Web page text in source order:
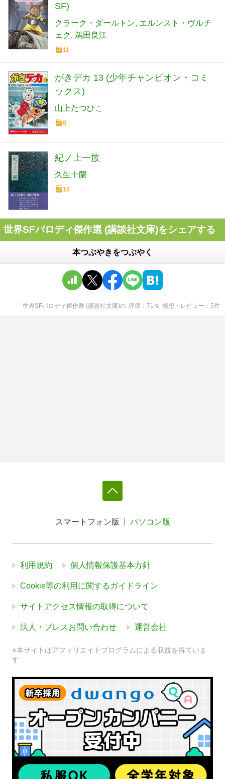
SF)
クラーク・ダールトン エルンスト・ヴルチ
ェク
鵜田良江
11
がきデカ 13 (少年チャンピオン・コミ
ックス)
山上たつひこ
8
紀ノ上一族
久生十蘭
10
世界SFパロディ傑作選 (講談社文庫)をシェアする
本つぶやきをつぶやく
世界SFパロディ傑作選 (講談社文庫)の 評価 71 ％ 感想・レビュー 5件
スマートフォン版 パソコン版
利用規約 個人情報保護基本方針
Cookie等の利用に関するガイドライン
サイトアクセス情報の取得について
法人・プレスお問い合わせ 運営会社
※本サイトはアフィリエイトプログラムによる収益を得ていま
す